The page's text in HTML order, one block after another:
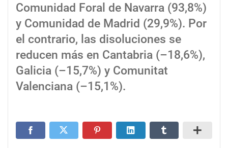
Comunidad Foral de Navarra (93,8%)
y Comunidad de Madrid (29,9%). Por
el contrario, las disoluciones se
reducen más en Cantabria (–18,6%),
Galicia (–15,7%) y Comunitat
Valenciana (–15,1%).